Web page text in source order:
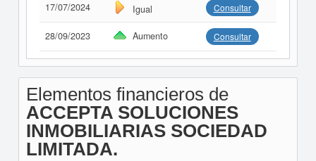
17/07/2024 Igual Consultar
28/09/2023 Aumento Consultar
Elementos financieros de
ACCEPTA SOLUCIONES
INMOBILIARIAS SOCIEDAD
LIMITADA.